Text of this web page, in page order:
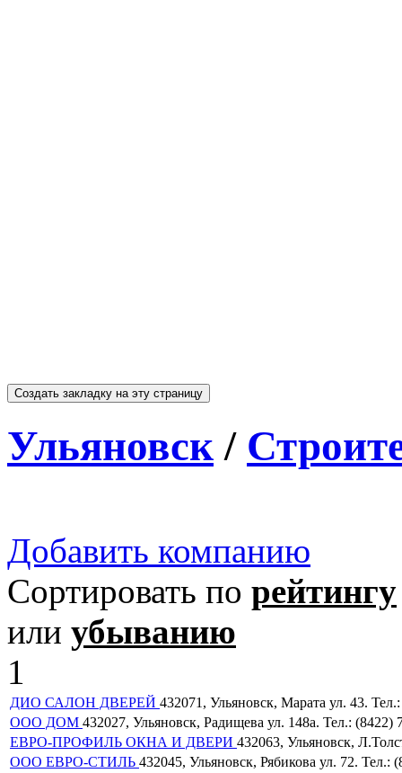
Ульяновск /
Добавить компанию
Сортировать по рейтингу
или убыванию
1
ДИО САЛОН ДВЕРЕЙ 432071, Ульяновск, Марата ул. 43.
ООО ДОМ 432027, Ульяновск, Радищева ул. 148а. Тел.: (8422)
ЕВРО-ПРОФИЛЬ ОКНА И ДВЕРИ 432063, Ульяновск,
ООО ЕВРО-СТИЛЬ 432045, Ульяновск, Рябикова ул. 72. Тел.: